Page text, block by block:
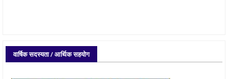
वार्षिक सदस्यता / आर्थिक सहयोग